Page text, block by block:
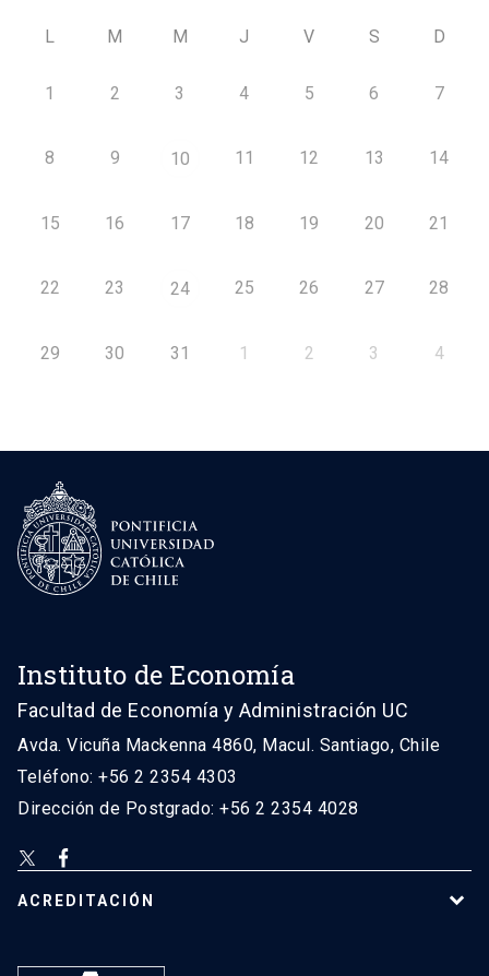
L M M J V S D
1 2 3 4 5 6 7
8 9 10 11 12 13 14
15 16 17 18 19 20 21
22 23 24 25 26 27 28
29 30 31 1 2 3 4
Instituto de Economía
Facultad de Economía y Administración UC
Avda. Vicuña Mackenna 4860, Macul. Santiago, Chile
Teléfono: +56 2 2354 4303
Dirección de Postgrado: +56 2 2354 4028
ACREDITACIÓN